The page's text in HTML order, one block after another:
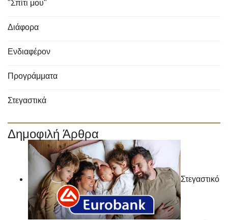
"Σπίτι μου"
Διάφορα
Ενδιαφέρον
Προγράμματα
Στεγαστικά
Δημοφιλή Άρθρα
Στεγαστικό